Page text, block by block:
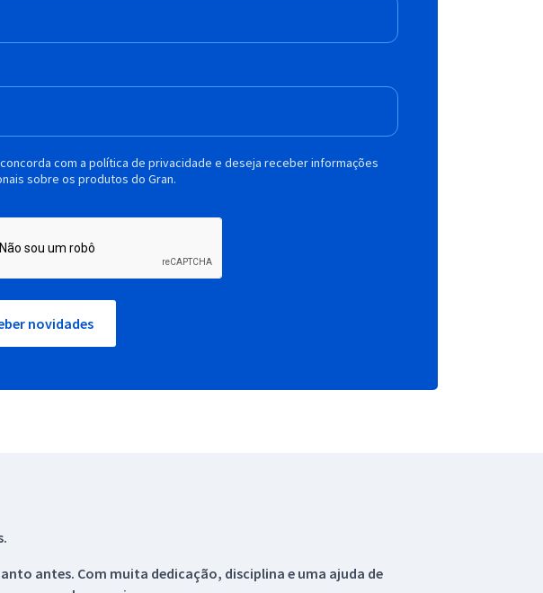
com a política de privacidade e deseja receber informações
sobre os produtos do Gran.
novidades
antes. Com muita dedicação, disciplina e uma ajuda de